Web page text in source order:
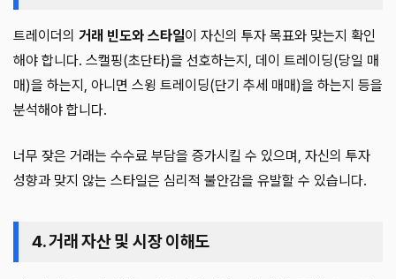
트레이더의 거래 빈도와 스타일이 자신의 투자 목표와 맞는지 확인
해야 합니다. 스캘핑(초단타)을 선호하는지, 데이 트레이딩(당일 매
매)을 하는지, 아니면 스윙 트레이딩(단기 추세 매매)을 하는지 등을
분석해야 합니다.
너무 잦은 거래는 수수료 부담을 증가시킬 수 있으며, 자신의 투자
성향과 맞지 않는 스타일은 심리적 불안감을 유발할 수 있습니다.
4. 거래 자산 및 시장 이해도